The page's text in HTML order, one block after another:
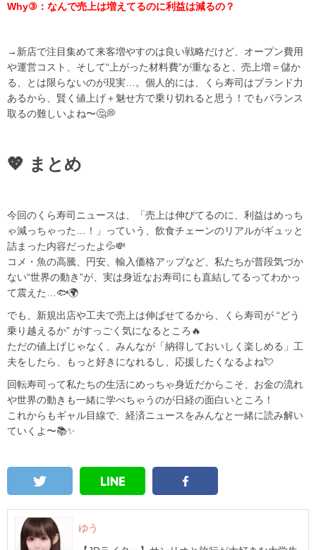
Why③：なんで売上は増えてるのに利益は減るの？
→新店で注目集めて来客増やすのは良い戦略だけど、オープン費用
や運営コスト、そして“上がった材料費”が重なると、売上増＝儲か
る、とは限らないのが現実…。個人的には、くら寿司はブランド力
あるから、賢く値上げ＋魅せ方で乗り切れると思う！でもバランス
取るの難しいよね〜🤔💭
💖 まとめ
今回のくら寿司ニュースは、「売上は伸びてるのに、利益はめっち
ゃ減っちゃった…！」っていう、飲食チェーンのリアルがギュッと
詰まった内容だったよ💦💸
コメ・魚の高騰、円安、輸入価格アップなど、私たちが普段気づか
ない“世界の動き”が、実は身近なお寿司にも直結してるってわかっ
て震えた…🐟🌍
でも、新規出店や工夫で売上は伸ばせてるから、くら寿司が “どう
乗り越えるか” がすっごく気になるところ🔥
ただの値上げじゃなく、みんなが「納得しておいしく楽しめる」工
夫をしたら、もっと好きになれるし、応援したくなるよね💘
回転寿司って私たちの生活にめっちゃ身近だからこそ、お金の流れ
や世界の動きも一緒に学べちゃうのが日経の面白いところ！
これからもギャル目線で、経済ニュースをみんなと一緒に読み解い
ていくよ〜📚✨
ゆう